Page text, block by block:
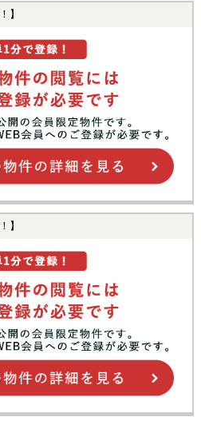
】
】